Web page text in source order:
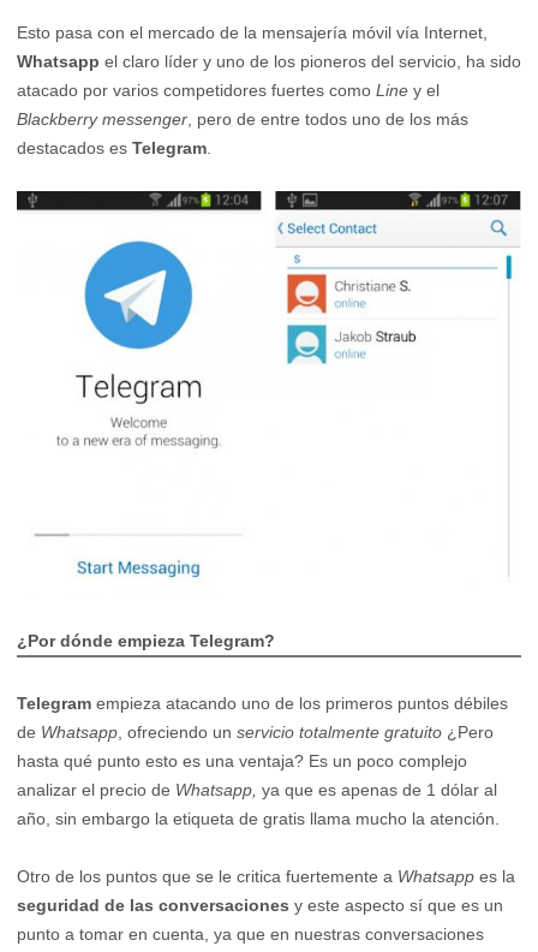
Esto pasa con el mercado de la mensajería móvil vía Internet,
Whatsapp el claro líder y uno de los pioneros del servicio, ha sido
atacado por varios competidores fuertes como Line y el
Blackberry messenger , pero de entre todos uno de los más
destacados es Telegram
¿Por dónde empieza Telegram?
Telegram empieza atacando uno de los primeros puntos débiles
de Whatsapp , ofreciendo un servicio totalmente gratuito ¿Pero
hasta qué punto esto es una ventaja? Es un poco complejo
analizar el precio de Whatsapp, ya que es apenas de 1 dólar al
año, sin embargo la etiqueta de gratis llama mucho la atención.
Otro de los puntos que se le critica fuertemente a Whatsapp es la
seguridad de las conversaciones y este aspecto sí que es un
punto a tomar en cuenta, ya que en nuestras conversaciones